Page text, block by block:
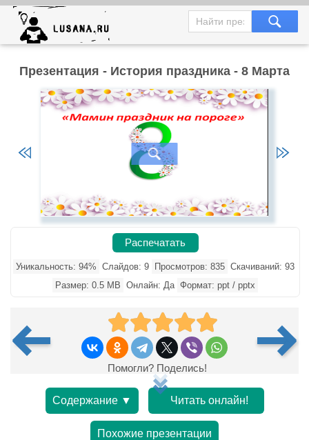
Презентация - История праздника - 8 Марта
Распечатать
Уникальность: 94% Слайдов: 9 Просмотров: 835 Скачиваний: 93
Размер: 0.5 MB Онлайн: Да Формат: ppt / pptx
Помогли? Поделись!
Содержание ▼ Читать онлайн!
Похожие презентации